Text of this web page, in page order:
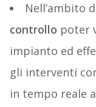
Nell’ambito
controllo poter
impianto ed
gli interventi
in tempo reale